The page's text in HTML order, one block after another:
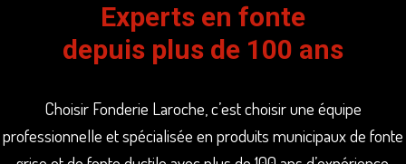
Experts en fonte
depuis plus de 100 ans
Choisir Fonderie Laroche, c’est choisir une équipe
professionnelle et spécialisée en produits municipaux de fonte